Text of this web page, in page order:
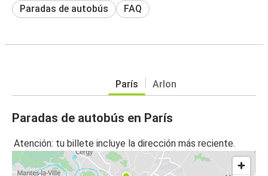
Paradas de autobús FAQ
París Arlon
Paradas de autobús en París
Atención: tu billete incluye la dirección más reciente.